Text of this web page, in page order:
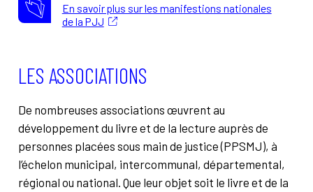
En savoir plus sur les manifestions nationales
de la PJJ
LES ASSOCIATIONS
De nombreuses associations œuvrent au
développement du livre et de la lecture auprès de
personnes placées sous main de justice (PPSMJ), à
l’échelon municipal, intercommunal, départemental,
régional ou national. Que leur objet soit le livre et de la